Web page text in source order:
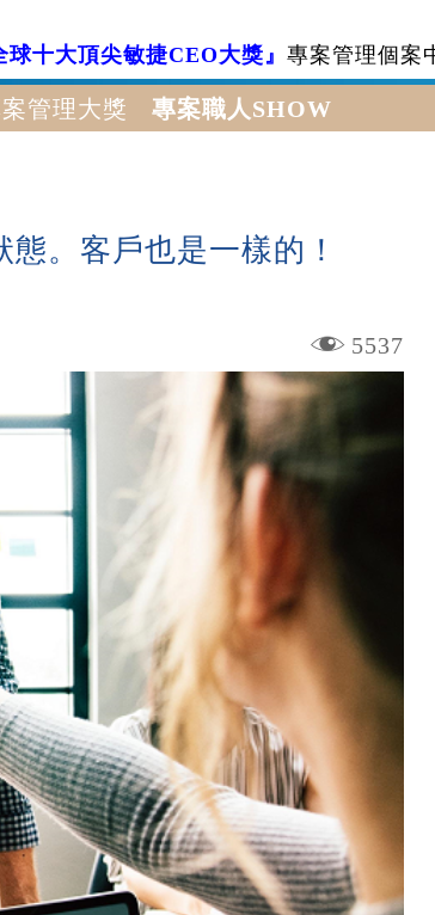
球十大頂尖敏捷CEO大獎』 專案管理個案
管理大獎 專案職人SHOW
。客戶也是一樣的！
5537